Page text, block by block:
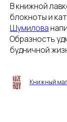
В книжной
блокноты и
Шумилова
Образность
будничной
Книжный